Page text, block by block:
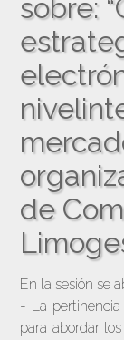
sobre:
de
En la sesión se
- La
para abordar